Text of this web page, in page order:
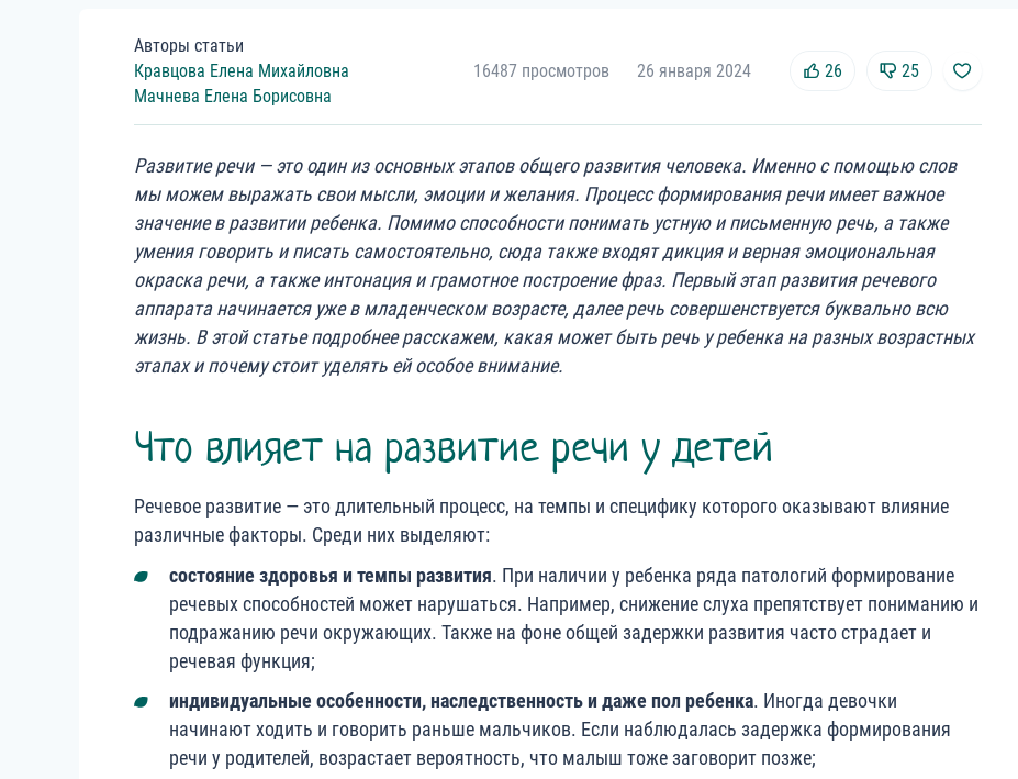
Авторы статьи
Кравцова Елена Михайловна
Мачнева Елена Борисовна
16487 просмотров 26 января 2024 26 25
Развитие речи — это один из основных этапов общего развития человека. Именно с помощью слов
мы можем выражать свои мысли, эмоции и желания. Процесс формирования речи имеет важное
значение в развитии ребенка. Помимо способности понимать устную и письменную речь, а также
умения говорить и писать самостоятельно, сюда также входят дикция и верная эмоциональная
окраска речи, а также интонация и грамотное построение фраз. Первый этап развития речевого
аппарата начинается уже в младенческом возрасте, далее речь совершенствуется буквально всю
жизнь. В этой статье подробнее расскажем, какая может быть речь у ребенка на разных возрастных
этапах и почему стоит уделять ей особое внимание.
Что влияет на развитие речи у детей
Речевое развитие — это длительный процесс, на темпы и специфику которого оказывают влияние
различные факторы. Среди них выделяют:
состояние здоровья и темпы развития. При наличии у ребенка ряда патологий формирование
речевых способностей может нарушаться. Например, снижение слуха препятствует пониманию и
подражанию речи окружающих. Также на фоне общей задержки развития часто страдает и
речевая функция;
индивидуальные особенности, наследственность и даже пол ребенка. Иногда девочки
начинают ходить и говорить раньше мальчиков. Если наблюдалась задержка формирования
речи у родителей, возрастает вероятность, что малыш тоже заговорит позже;